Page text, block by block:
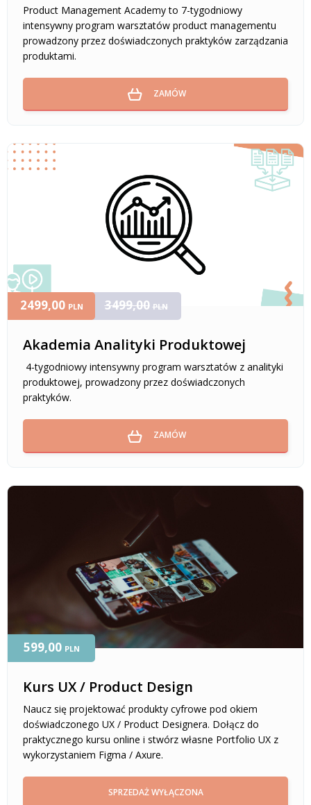
Product Management Academy to 7-tygodniowy
intensywny program warsztatów product managementu
prowadzony przez doświadczonych praktyków zarządzania
produktami.
ZAMÓW
Akademia Analityki Produktowej
4-tygodniowy intensywny program warsztatów z analityki
produktowej, prowadzony przez doświadczonych
praktyków.
2499,00 PLN 3499,00 PLN
ZAMÓW
Kurs UX / Product Design
Naucz się projektować produkty cyfrowe pod okiem
doświadczonego UX / Product Designera. Dołącz do
praktycznego kursu online i stwórz własne Portfolio UX z
wykorzystaniem Figma / Axure.
599,00 PLN
SPRZEDAŻ WYŁĄCZONA